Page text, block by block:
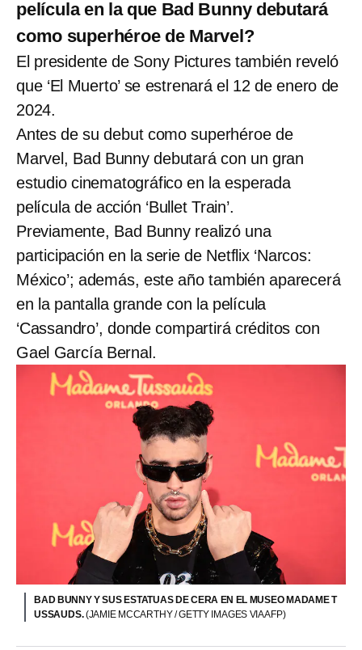
película en la que Bad Bunny debutará
como superhéroe de Marvel?
El presidente de Sony Pictures también reveló
que ‘El Muerto’ se estrenará el 12 de enero de
2024.
Antes de su debut como superhéroe de
Marvel, Bad Bunny debutará con un gran
estudio cinematográfico en la esperada
película de acción ‘Bullet Train’.
Previamente, Bad Bunny realizó una
participación en la serie de Netflix ‘Narcos:
México’; además, este año también aparecerá
en la pantalla grande con la película
‘Cassandro’, donde compartirá créditos con
Gael García Bernal.
BAD BUNNY Y SUS ESTATUAS DE CERA EN EL MUSEO MADAME T
USSAUDS.(JAMIE MCCARTHY / GETTY IMAGES VIA AFP)